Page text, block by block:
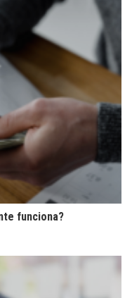
funciona?